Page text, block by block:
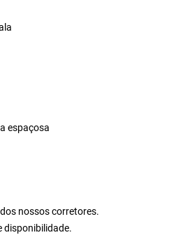
espaçosa
nossos corretores.
disponibilidade.